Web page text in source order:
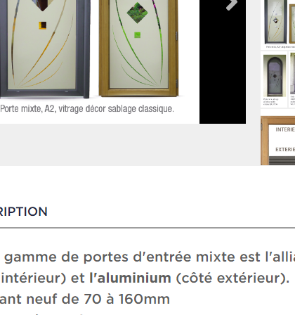
Volets
Volets
Vérandas
Verrières